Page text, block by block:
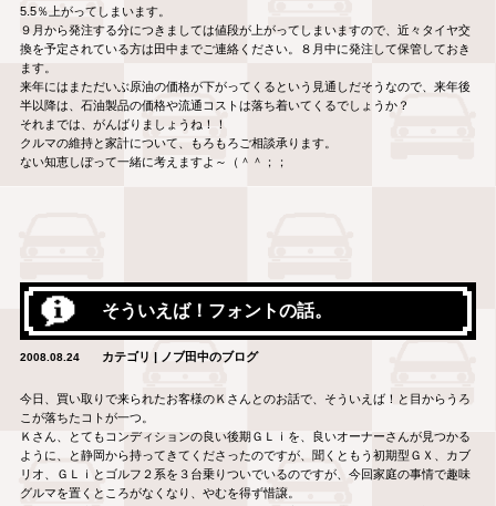
5.5％上がってしまいます。
９月から発注する分につきましては値段が上がってしまいますので、近々タイヤ交
換を予定されている方は田中までご連絡ください。８月中に発注して保管しておき
ます。
来年にはまただいぶ原油の価格が下がってくるという見通しだそうなので、来年後
半以降は、石油製品の価格や流通コストは落ち着いてくるでしょうか？
それまでは、がんばりましょうね！！
クルマの維持と家計について、もろもろご相談承ります。
ない知恵しぼって一緒に考えますよ～（＾＾；；
そういえば！フォントの話。
2008.08.24 カテゴリ | ノブ田中のブログ
今日、買い取りで来られたお客様のＫさんとのお話で、そういえば！と目からうろ
こが落ちたコトが一つ。
Ｋさん、とてもコンディションの良い後期ＧＬｉを、良いオーナーさんが見つかる
ように、と静岡から持ってきてくださったのですが、聞くともう初期型ＧＸ、カブ
リオ、ＧＬｉとゴルフ２系を３台乗りついでいるのですが、今回家庭の事情で趣味
グルマを置くところがなくなり、やむを得ず惜譲。